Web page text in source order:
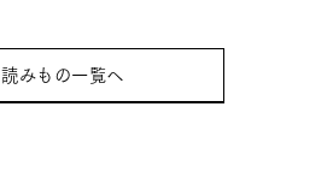
読みもの一覧へ